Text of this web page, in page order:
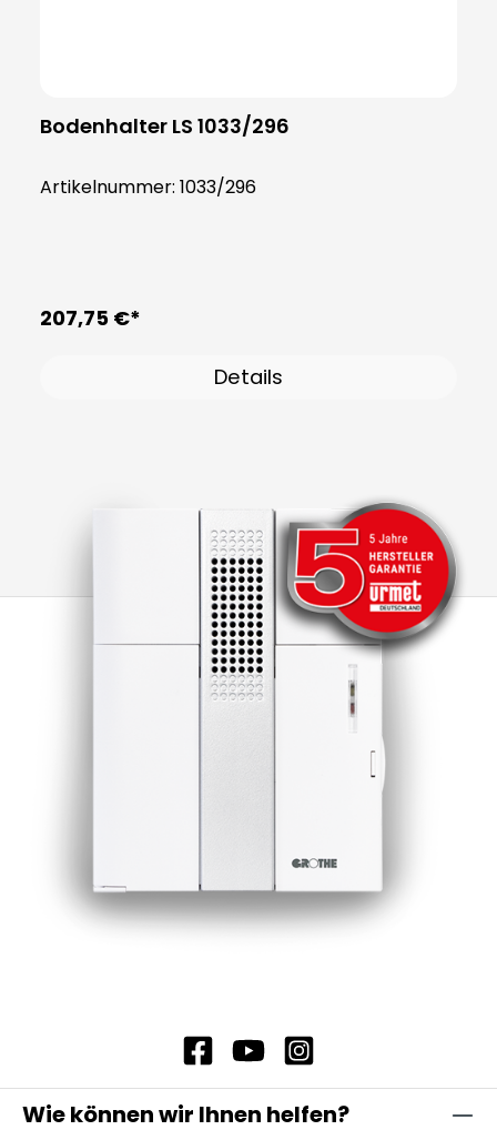
Bodenhalter LS 1033/296
Artikelnummer: 1033/296
207,75 €*
Details
Wie können wir Ihnen helfen?